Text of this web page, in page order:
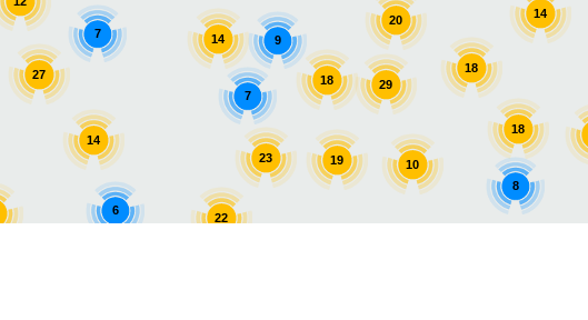
7
29
19
27
14
18
23 10
18
14
22
18
20
6
14
9
8
7